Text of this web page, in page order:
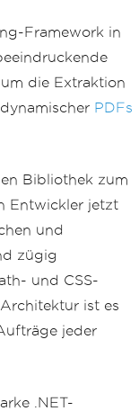
Framework in
die Extraktion
PDFs
Bibliothek zum
Entwickler jetzt
und
zügig
und CSS-
ist es
jeder
.NET-